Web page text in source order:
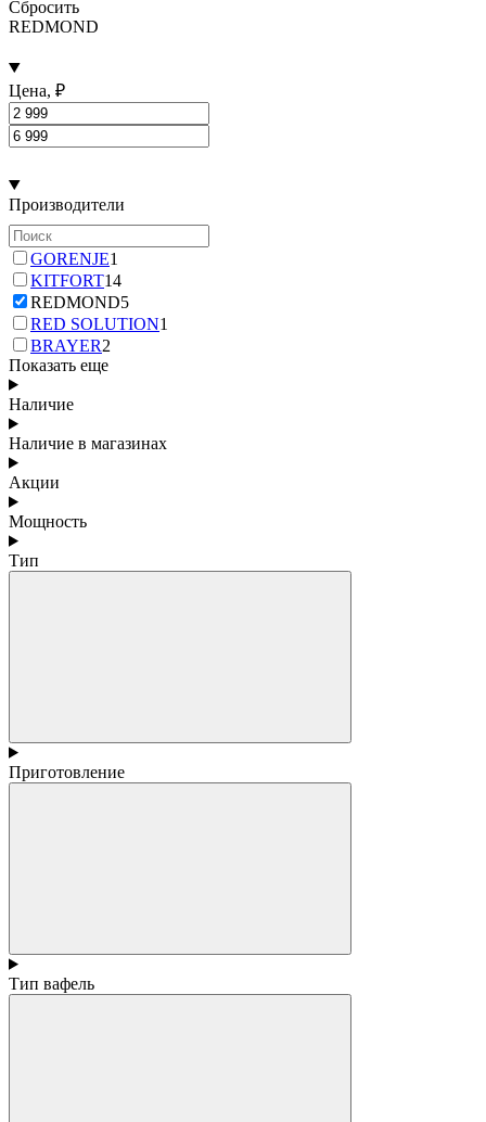
Сбросить
REDMOND
Цена, ₽
Производители
GORENJE1
KITFORT14
REDMOND5
RED SOLUTION1
BRAYER2
Показать еще
Наличие
Наличие в магазинах
Акции
Мощность
Тип
Приготовление
Тип вафель